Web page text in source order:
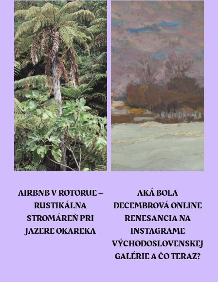
AIRBNB V ROTORUE –
RUSTIKÁLNA
STROMÁREŇ PRI
JAZERE OKAREKA
AKÁ BOLA
DECEMBROVÁ ONLINE
RENESANCIA NA
INSTAGRAME
VÝCHODOSLOVENSKEJ
GALÉRIE A ČO TERAZ?